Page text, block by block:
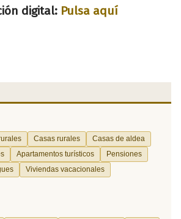
digital: Pulsa aquí